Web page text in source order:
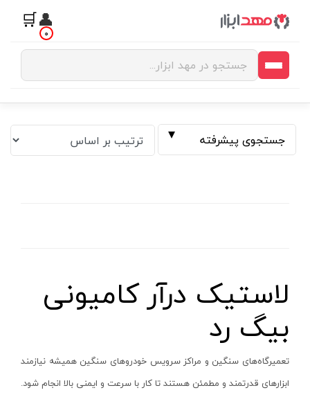
👤
🛒 0
جستجوی پیشرفته
لاستیک درآر کامیونی
بیگ رد
تعمیرگاه‌های سنگین و مراکز سرویس خودروهای سنگین همیشه نیازمند
ابزارهای قدرتمند و مطمئن هستند تا کار با سرعت و ایمنی بالا انجام شود.